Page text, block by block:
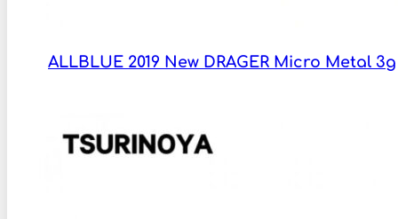
ALLBLUE 2019 New DRAGER Micro Metal 3g